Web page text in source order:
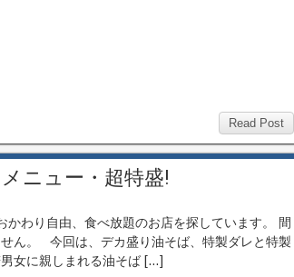
Read Post
ニュー・超特盛!
かわり自由、食べ放題のお店を探しています。 間
ん。 今回は、デカ盛り油そば、特製ダレと特製
女に親しまれる油そば […]